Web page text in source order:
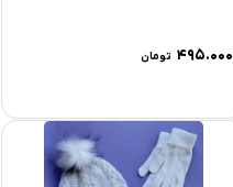
۴۹۵.۰۰۰ تومان